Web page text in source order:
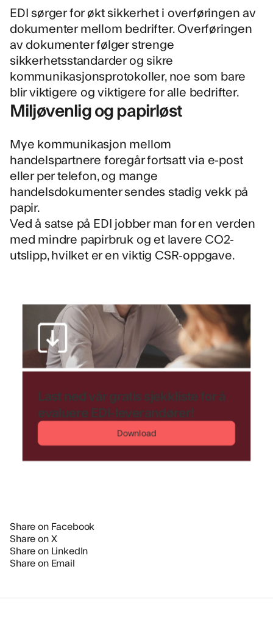
Share on Facebook
Share on X
Share on LinkedIn
Share on Email
EDI sørger for økt sikkerhet i overføringen av
dokumenter mellom bedrifter. Overføringen
av dokumenter følger strenge
sikkerhetsstandarder og sikre
kommunikasjonsprotokoller, noe som bare
blir viktigere og viktigere for alle bedrifter.
Miljøvenlig og papirløst
Mye kommunikasjon mellom
handelspartnere foregår fortsatt via e-post
eller per telefon, og mange
handelsdokumenter sendes stadig vekk på
papir.
Ved å satse på EDI jobber man for en verden
med mindre papirbruk og et lavere CO2-
utslipp, hvilket er en viktig CSR-oppgave.
Last ned vår gratis sjekkliste for å
evaluere EDI-leverandører!
Download